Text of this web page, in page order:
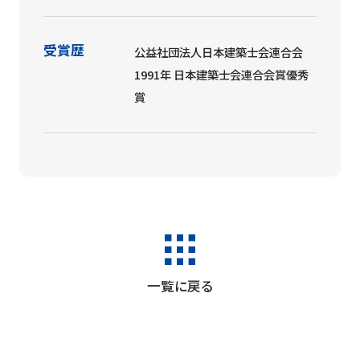
受賞歴
公益社団法人日本建築士会連合会
1991年 日本建築士会連合会賞優秀
賞
一覧に戻る